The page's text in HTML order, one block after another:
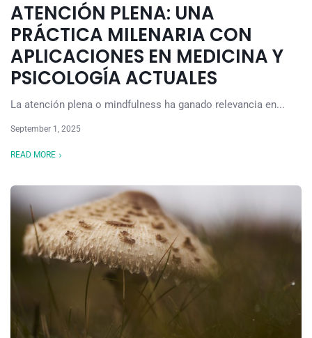
ATENCIÓN PLENA: UNA
PRÁCTICA MILENARIA CON
APLICACIONES EN MEDICINA Y
PSICOLOGÍA ACTUALES
La atención plena o mindfulness ha ganado relevancia en...
September 1, 2025
READ MORE